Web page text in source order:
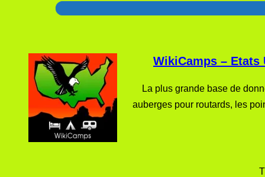
WikiCamps – Etats
La plus grande base de
auberges pour routards, les